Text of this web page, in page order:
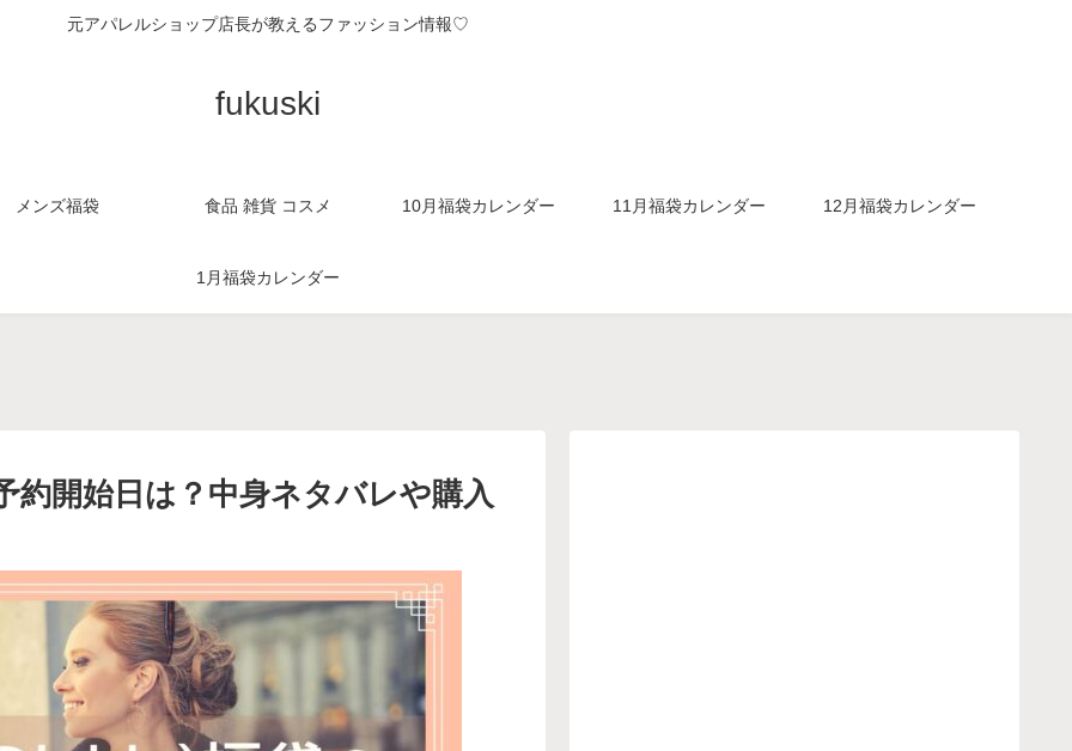
元アパレルショップ店長が教えるファッション情報♡
fukuski
メンズ福袋 食品 雑貨 コスメ 10月福袋カレンダー 11月福袋カレンダー 12月福袋カレンダー
1月福袋カレンダー
開始日は？中身ネタバレや購入